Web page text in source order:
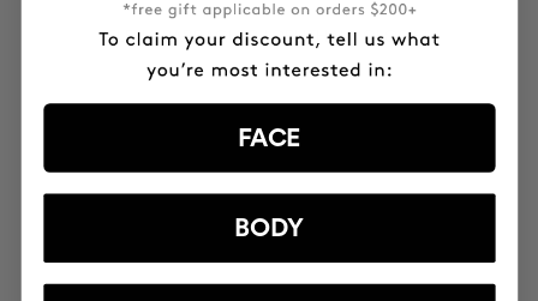
ELENA BARRAQUER | OPHTHALMOLOGIST
FACE
BODY